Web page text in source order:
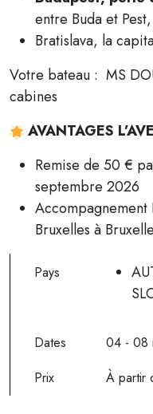
entre Buda et
Bratislava, la
Votre bateau : MS
cabines
AVANTAGES
Remise de 50 €
septembre 2026
Accompagnement
Bruxelles à
Pays
Dates
04 - 08
Prix
À partir